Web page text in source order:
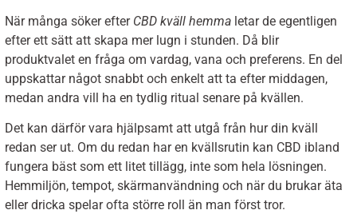
När många söker efter CBD kväll hemma letar de egentligen
efter ett sätt att skapa mer lugn i stunden. Då blir
produktvalet en fråga om vardag, vana och preferens. En del
uppskattar något snabbt och enkelt att ta efter middagen,
medan andra vill ha en tydlig ritual senare på kvällen.
Det kan därför vara hjälpsamt att utgå från hur din kväll
redan ser ut. Om du redan har en kvällsrutin kan CBD ibland
fungera bäst som ett litet tillägg, inte som hela lösningen.
Hemmiljön, tempot, skärmanvändning och när du brukar äta
eller dricka spelar ofta större roll än man först tror.